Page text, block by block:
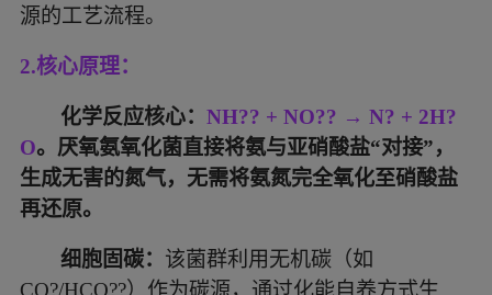
源的工艺流程。
2.核心原理：
化学反应核心： NH?? + NO?? → N? + 2H?
O。厌氧氨氧化菌直接将氨与亚硝酸盐“对接”，
生成无害的氮气，无需将氨氮完全氧化至硝酸盐
再还原。
细胞固碳： 该菌群利用无机碳（如
CO?/HCO??）作为碳源，通过化能自养方式生